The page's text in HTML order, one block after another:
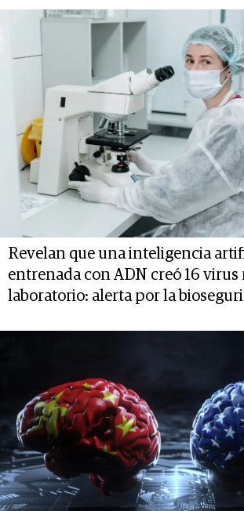
Revelan que una inteligencia
entrenada con ADN creó 16 virus
laboratorio: alerta por la